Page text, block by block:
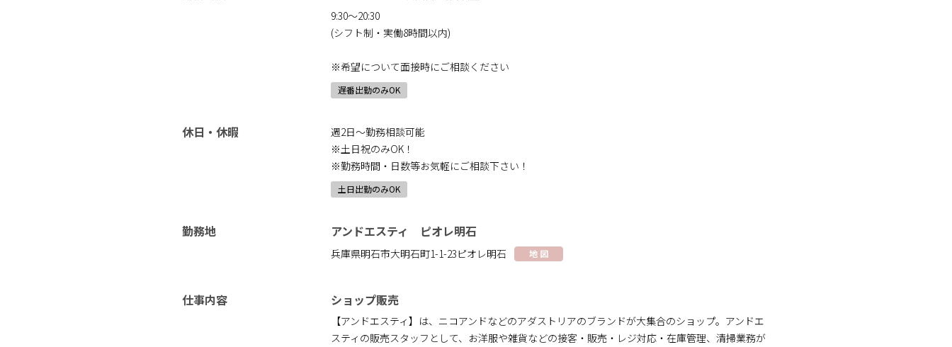
9:30～20:30
(シフト制・実働8時間以内)
※希望について面接時にご相談ください
遅番出勤のみOK
休日・休暇
週2日～勤務相談可能
※土日祝のみOK！
※勤務時間・日数等お気軽にご相談下さい！
土日出勤のみOK
勤務地 アンドエスティ ピオレ明石
兵庫県明石市大明石町1-1-23ピオレ明石 地 図
仕事内容 ショップ販売
【アンドエスティ】は、ニコアンドなどのアダストリアのブランドが大集合のショップ。アンドエ
スティの販売スタッフとして、お洋服や雑貨などの接客・販売・レジ対応・在庫管理、清掃業務が